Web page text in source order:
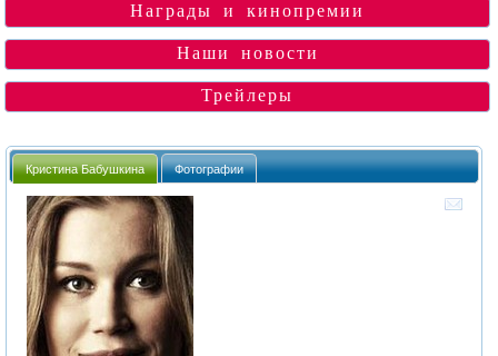
Награды и кинопремии
Наши новости
Трейлеры
Кристина Бабушкина Фотографии